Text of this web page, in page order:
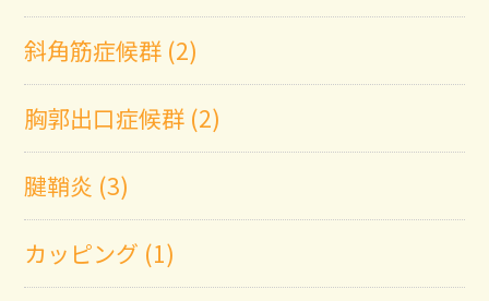
斜角筋症候群 (2)
胸郭出口症候群 (2)
腱鞘炎 (3)
カッピング (1)